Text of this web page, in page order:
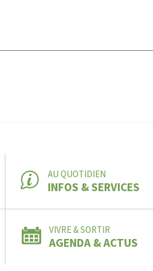
AU QUOTIDIEN
INFOS & SERVICES
VIVRE & SORTIR
AGENDA & ACTUS